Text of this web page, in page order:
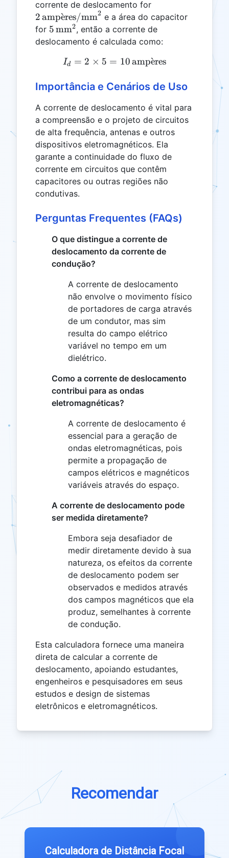
corrente de deslocamento for
\text{ampères/
2ampe
ˋres/mm2 e a área do capacitor
for 5\,
\text{mm}^2
5mm2, então a corrente de
deslocamento é calculada como:
I_d = 2 \times 5 = 10\,
Id = 2 × 5 = 10ampe
ˋres
Importância e Cenários de Uso
A corrente de deslocamento é vital para
a compreensão e o projeto de circuitos
de alta frequência, antenas e outros
dispositivos eletromagnéticos. Ela
garante a continuidade do fluxo de
corrente em circuitos que contêm
capacitores ou outras regiões não
condutivas.
Perguntas Frequentes (FAQs)
O que distingue a corrente de
deslocamento da corrente de
condução?
A corrente de deslocamento
não envolve o movimento físico
de portadores de carga através
de um condutor, mas sim
resulta do campo elétrico
variável no tempo em um
dielétrico.
Como a corrente de deslocamento
contribui para as ondas
eletromagnéticas?
A corrente de deslocamento é
essencial para a geração de
ondas eletromagnéticas, pois
permite a propagação de
campos elétricos e magnéticos
variáveis ​​através do espaço.
A corrente de deslocamento pode
ser medida diretamente?
Embora seja desafiador de
medir diretamente devido à sua
natureza, os efeitos da corrente
de deslocamento podem ser
observados e medidos através
dos campos magnéticos que ela
produz, semelhantes à corrente
de condução.
Esta calculadora fornece uma maneira
direta de calcular a corrente de
deslocamento, apoiando estudantes,
engenheiros e pesquisadores em seus
estudos e design de sistemas
eletrônicos e eletromagnéticos.
Recomendar
Calculadora de Distância Focal